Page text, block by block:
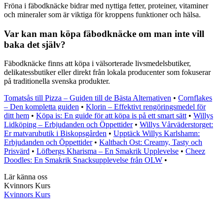
Fröna i fäbodknäcke bidrar med nyttiga fetter, proteiner, vitaminer
och mineraler som är viktiga för kroppens funktioner och hälsa.
Var kan man köpa fäbodknäcke om man inte vill
baka det själv?
Fäbodknäcke finns att köpa i välsorterade livsmedelsbutiker,
delikatessbutiker eller direkt från lokala producenter som fokuserar
på traditionella svenska produkter.
Tomatsås till Pizza – Guiden till de Bästa Alternativen • Cornflakes
– Den kompletta guiden • Klorin – Effektivt rengöringsmedel för
ditt hem • Köpa is: En guide för att köpa is på ett smart sätt • Willys
Lidköping – Erbjudanden och Öppettider• Willys Vårväderstorget:
Er matvarubutik i Biskopsgården • Upptäck Willys Karlshamn:
Erbjudanden och Öppettider• Kaltbach Ost: Creamy, Tasty och
Prisvärd • Löfbergs Kharisma – En Smakrik Upplevelse • Cheez
Doodles: En Smakrik Snacksupplevelse från OLW •
Lär känna oss
Kvinnors Kurs
Kvinnors Kurs